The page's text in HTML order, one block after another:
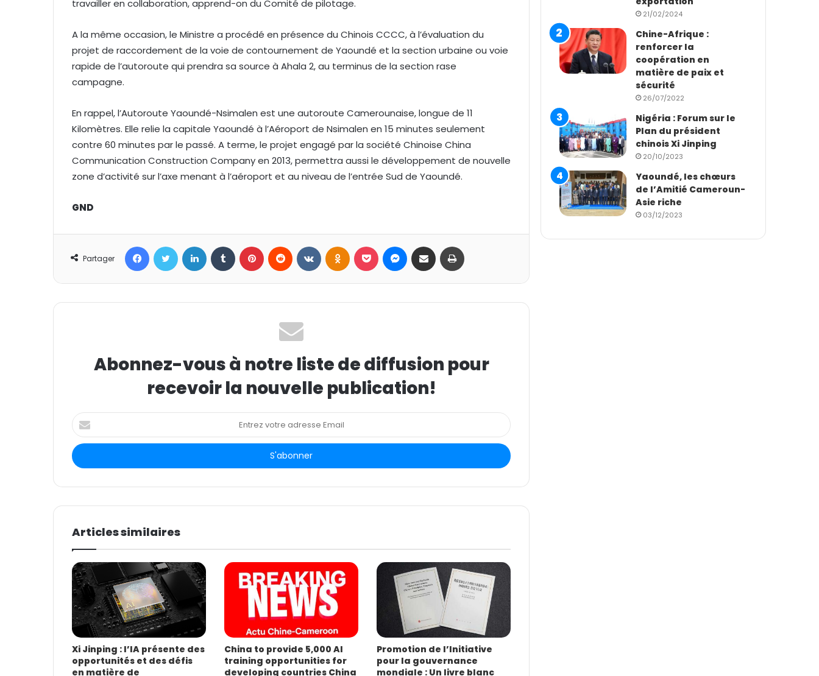
travailler en collaboration, apprend-on du Comité de pilotage.
A la même occasion, le Ministre a procédé en présence du Chinois CCCC, à l’évaluation du
projet de raccordement de la voie de contournement de Yaoundé et la section urbaine ou voie
rapide de l’autoroute qui prendra sa source à Ahala 2, au terminus de la section rase
campagne.
En rappel, l’Autoroute Yaoundé-Nsimalen est une autoroute Camerounaise, longue de 11
Kilomètres. Elle relie la capitale Yaoundé à l’Aéroport de Nsimalen en 15 minutes seulement
contre 60 minutes par le passé. A terme, le projet engagé par la société Chinoise China
Communication Construction Company en 2013, permettra aussi le développement de nouvelle
zone d’activité sur l’axe menant à l’aéroport et au niveau de l’entrée Sud de Yaoundé.
GND
Partager
Abonnez-vous à notre liste de diffusion pour
recevoir la nouvelle publication!
E
n
r
e
o
r
e
d
r
e
s
s
e
E
m
Articles similaires
Xi Jinping : l’IA présente des
opportunités et des défis
en matière de
China to provide 5,000 AI
training opportunities for
developing countries China
Promotion de l’Initiative
pour la gouvernance
mondiale : Un livre blanc
21/02/2024
Chine-Afrique :
renforcer la
coopération en
matière de paix et
sécurité
26/07/2022
Nigéria : Forum sur le
Plan du président
chinois Xi Jinping
20/10/2023
Yaoundé, les chœurs
de l’Amitié Cameroun-
Asie riche
03/12/2023